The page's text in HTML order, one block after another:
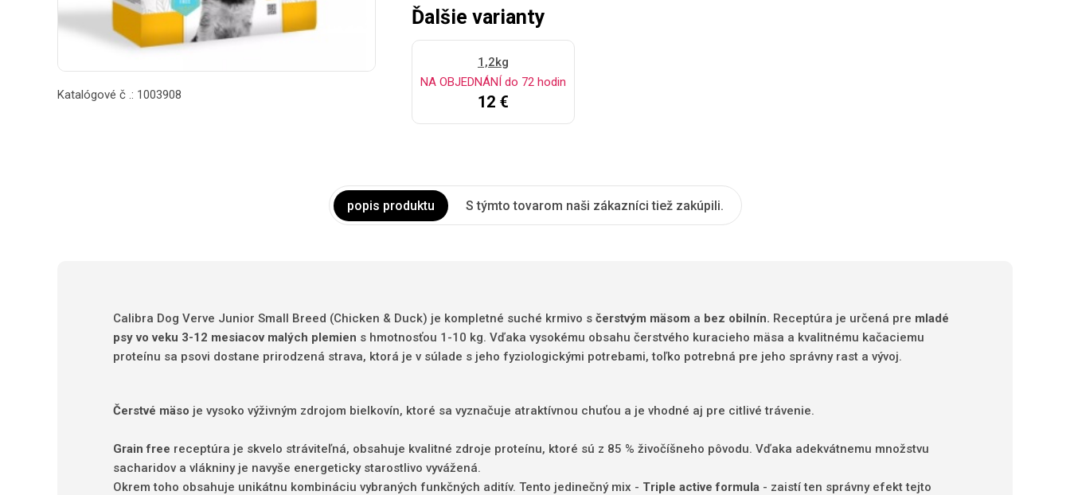
Katalógové č .: 1003908
Ďalšie varianty
1,2kg
NA OBJEDNÁNÍ do 72 hodin
12 €
popis produktu S týmto tovarom naši zákazníci tiež zakúpili.
Calibra Dog Verve Junior Small Breed (Chicken & Duck) je kompletné suché krmivo s čerstvým mäsom a bez obilnín. Receptúra ​​je určená pre mladé
psy vo veku 3-12 mesiacov malých plemien s hmotnosťou 1-10 kg. Vďaka vysokému obsahu čerstvého kuracieho mäsa a kvalitnému kačaciemu
proteínu sa psovi dostane prirodzená strava, ktorá je v súlade s jeho fyziologickými potrebami, toľko potrebná pre jeho správny rast a vývoj.
Čerstvé mäso je vysoko výživným zdrojom bielkovín, ktoré sa vyznačuje atraktívnou chuťou a je vhodné aj pre citlivé trávenie.
Grain free receptúra ​​je skvelo stráviteľná, obsahuje kvalitné zdroje proteínu, ktoré sú z 85 % živočíšneho pôvodu. Vďaka adekvátnemu množstvu
sacharidov a vlákniny je navyše energeticky starostlivo vyvážená.
Okrem toho obsahuje unikátnu kombináciu vybraných funkčných aditív. Tento jedinečný mix - Triple active formula - zaistí ten správny efekt tejto